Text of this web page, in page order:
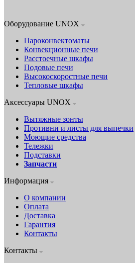
Оборудование UNOX
Пароконвектоматы
Конвекционные печи
Расстоечные шкафы
Подовые печи
Высокоскоростные печи
Тепловые шкафы
Аксессуары UNOX
Вытяжные зонты
Противни и листы для выпечки
Моющие средства
Тележки
Подставки
Запчасти
Информация
О компании
Оплата
Доставка
Гарантия
Контакты
Контакты